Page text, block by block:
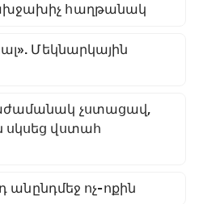
հաղթանակ
Մեկնարկային
չստացավ,
սկսեց վստահ
անընդմեջ ոչ-ոքին